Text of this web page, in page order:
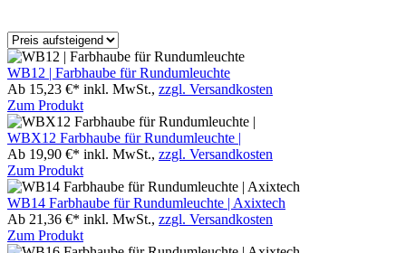
WB12 | Farbhaube für Rundumleuchte
Ab 15,23 €* inkl. MwSt., zzgl. Versandkosten
Zum Produkt
WBX12 Farbhaube für Rundumleuchte |
Ab 19,90 €* inkl. MwSt., zzgl. Versandkosten
Zum Produkt
WB14 Farbhaube für Rundumleuchte | Axixtech
Ab 21,36 €* inkl. MwSt., zzgl. Versandkosten
Zum Produkt